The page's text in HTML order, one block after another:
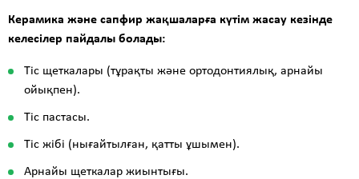
Керамика және сапфир жақшаларға күтім жасау кезінде
келесілер пайдалы болады:
Тіс щеткалары (тұрақты және ортодонтиялық, арнайы
ойықпен).
Тіс пастасы.
Тіс жібі (нығайтылған, қатты ұшымен).
Арнайы щеткалар жиынтығы.